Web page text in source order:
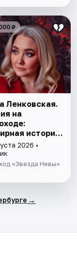
₽
Ленковская.
на
история
убийств
2026 •
«Звезда Невы»
→